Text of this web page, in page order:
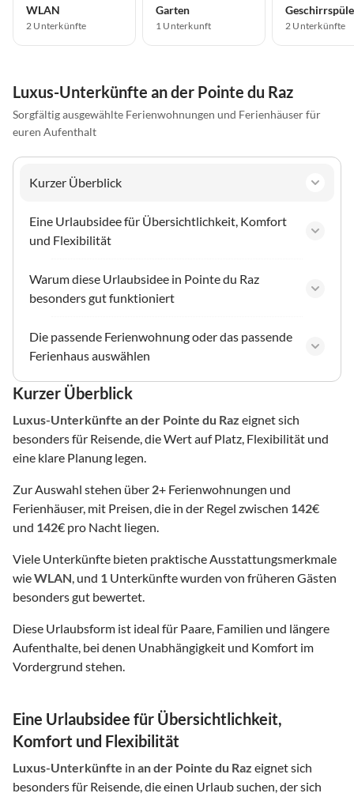
WLAN
2 Unterkünfte
Garten
1 Unterkunft 2 Unterkünfte
Luxus-Unterkünfte an der Pointe du Raz
Sorgfältig ausgewählte Ferienwohnungen und Ferienhäuser für
euren Aufenthalt
Kurzer Überblick
Eine Urlaubsidee für Übersichtlichkeit, Komfort
und Flexibilität
Warum diese Urlaubsidee in Pointe du Raz
besonders gut funktioniert
Die passende Ferienwohnung oder das passende
Ferienhaus auswählen
Kurzer Überblick
Luxus-Unterkünfte an der Pointe du Raz eignet sich
besonders für Reisende, die Wert auf Platz, Flexibilität und
eine klare Planung legen.
Zur Auswahl stehen über 2+ Ferienwohnungen und
Ferienhäuser, mit Preisen, die in der Regel zwischen 142€
und 142€ pro Nacht liegen.
Viele Unterkünfte bieten praktische Ausstattungsmerkmale
wieWLAN, und 1 Unterkünfte wurden von früheren Gästen
besonders gut bewertet.
Diese Urlaubsform ist ideal für Paare, Familien und längere
Aufenthalte, bei denen Unabhängigkeit und Komfort im
Vordergrund stehen.
Eine Urlaubsidee für Übersichtlichkeit,
Komfort und Flexibilität
Luxus-Unterkünfte in an der Pointe du Raz eignet sich
besonders für Reisende, die einen Urlaub suchen, der sich